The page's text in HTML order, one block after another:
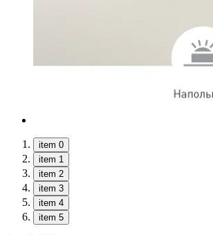
item 0
item 1
item 2
item 3
item 4
item 5